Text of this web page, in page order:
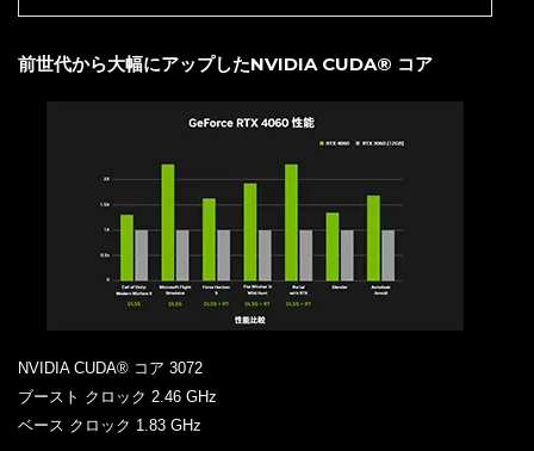
前世代から大幅にアップしたNVIDIA CUDA® コア
NVIDIA CUDA® コア 3072
ブースト クロック 2.46 GHz
ベース クロック 1.83 GHz